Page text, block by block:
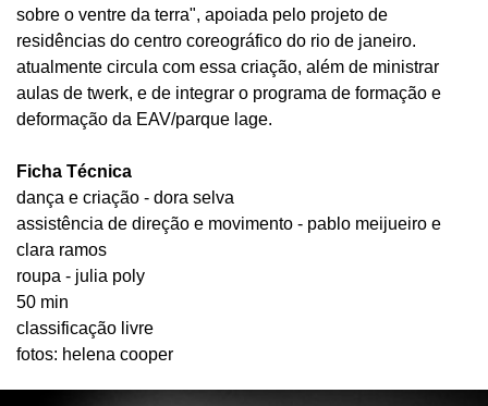
sobre o ventre da terra", apoiada pelo projeto de
residências do centro coreográfico do rio de janeiro.
atualmente circula com essa criação, além de ministrar
aulas de twerk, e de integrar o programa de formação e
deformação da EAV/parque lage.
Ficha Técnica
dança e criação - dora selva
assistência de direção e movimento - pablo meijueiro e
clara ramos
roupa - julia poly
50 min
classificação livre
fotos: helena cooper